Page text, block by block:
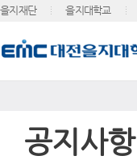
을지재단 을지대학교
공지사항